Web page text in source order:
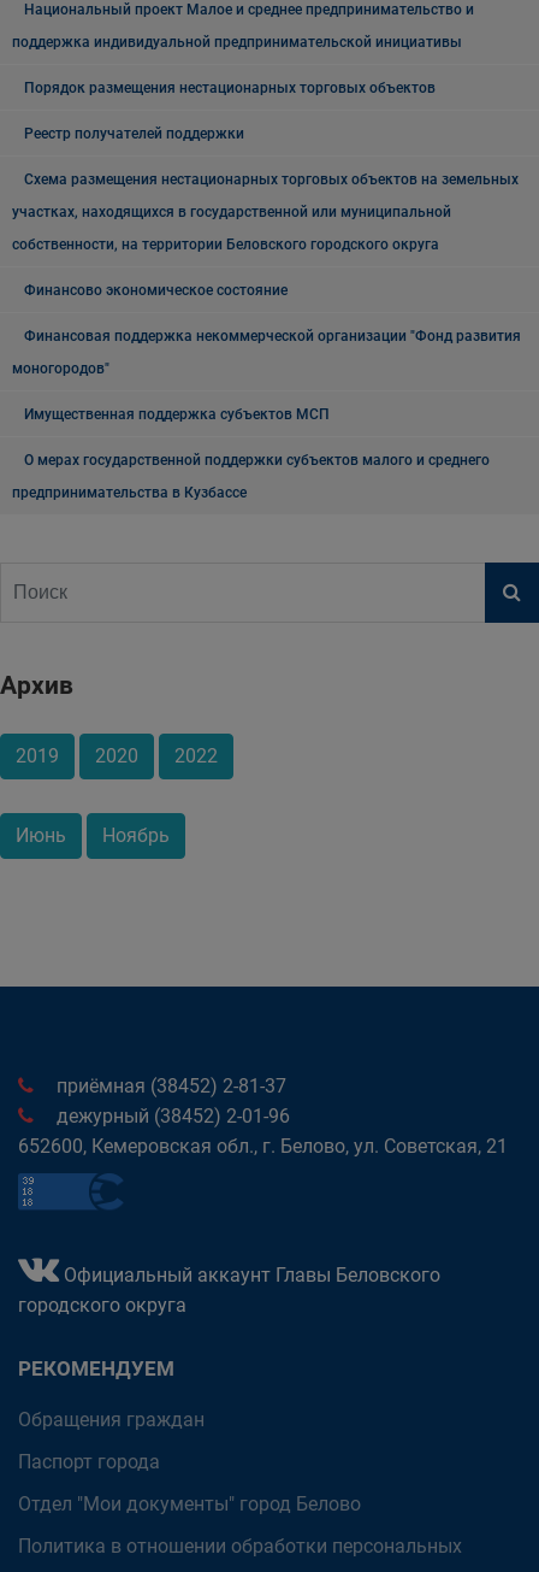
Национальный проект Малое и среднее предпринимательство и
поддержка индивидуальной предпринимательской инициативы
Порядок размещения нестационарных торговых объектов
Реестр получателей поддержки
Схема размещения нестационарных торговых объектов на земельных
участках, находящихся в государственной или муниципальной
собственности, на территории Беловского городского округа
Финансово экономическое состояние
Финансовая поддержка некоммерческой организации "Фонд развития
моногородов"
Имущественная поддержка субъектов МСП
О мерах государственной поддержки субъектов малого и среднего
предпринимательства в Кузбассе
Архив
2019 2020 2022
Июнь Ноябрь
приёмная (38452) 2-81-37
дежурный (38452) 2-01-96
652600, Кемеровская обл., г. Белово, ул. Советская, 21
Официальный аккаунт Главы Беловского
городского округа
РЕКОМЕНДУЕМ
Обращения граждан
Паспорт города
Отдел "Мои документы" город Белово
Политика в отношении обработки персональных